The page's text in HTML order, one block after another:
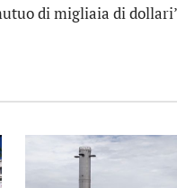
di migliaia di